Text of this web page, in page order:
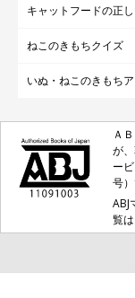
キャットフードの正
ねこのきもちクイズ
いぬ・ねこのきもちア
Ａ
が
ー
号）
ABJ
覧